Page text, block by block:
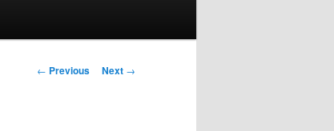
Post
← Previous Next →